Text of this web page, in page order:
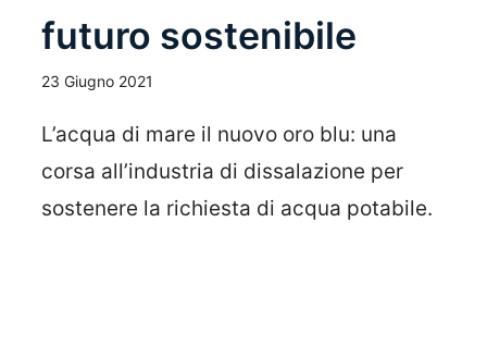
futuro sostenibile
23 Giugno 2021
L’acqua di mare il nuovo oro blu: una
corsa all’industria di dissalazione per
sostenere la richiesta di acqua potabile.